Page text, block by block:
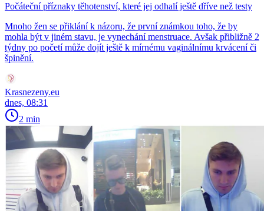
Počáteční příznaky těhotenství, které jej odhalí ještě dříve než testy
Mnoho žen se přiklání k názoru, že první známkou toho, že by
mohla být v jiném stavu, je vynechání menstruace. Avšak přibližně 2
týdny po početí může dojít ještě k mírnému vaginálnímu krvácení či
špinění.
Krasnezeny.eu
dnes, 08:31
2 min